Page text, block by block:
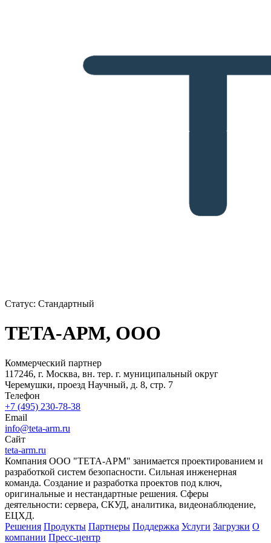
Статус: Стандартный
ТЕТА-АРМ, ООО
Коммерческий партнер
117246, г. Москва, вн. тер. г. муниципальный округ
Черемушки, проезд Научный, д. 8, стр. 7
Телефон
+7 (495) 230-78-38
Email
info@teta-arm.ru
Сайт
teta-arm.ru
Компания ООО "ТЕТА-АРМ" занимается проектированием и
разработкой систем безопасности. Сильная инженерная
команда. Создание и разработка проектов под ключ,
оригинальные и нестандартные решения. Сферы
деятельности: сервера, СКУД, аналитика, видеонаблюдение,
ЕЦХД.
Решения Продукты Партнeры Поддержка Услуги Загрузки О
компании Пресс-центр